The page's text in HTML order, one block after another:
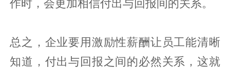
作时，会更加相信付出与回报间的关系。
总之，企业要用激励性薪酬让员工能清晰
知道，付出与回报之间的必然关系，这就